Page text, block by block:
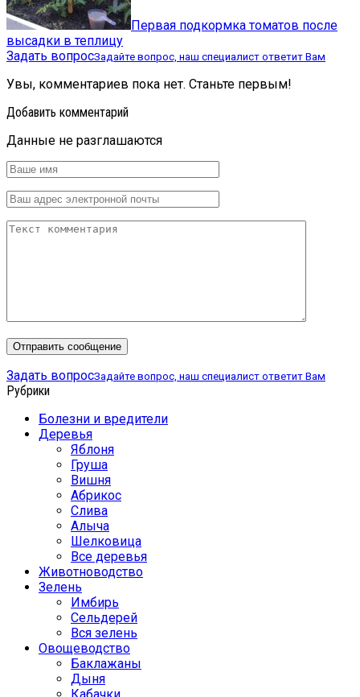
Первая подкормка томатов после
высадки в теплицу
Задать вопросЗадайте вопрос, наш специалист ответит Вам
Увы, комментариев пока нет. Станьте первым!
Добавить комментарий
Данные не разглашаются
Задать вопросЗадайте вопрос, наш специалист ответит Вам
Рубрики
Болезни и вредители
Деревья
Яблоня
Груша
Вишня
Абрикос
Слива
Алыча
Шелковица
Все деревья
Животноводство
Зелень
Имбирь
Сельдерей
Вся зелень
Овощеводство
Баклажаны
Дыня
Кабачки